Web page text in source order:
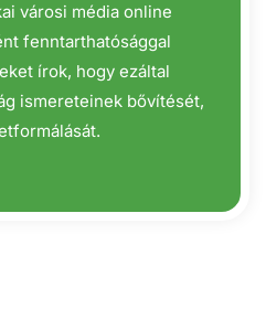
városi média online
fenntarthatósággal
írok, hogy ezáltal
ismereteinek bővítését,